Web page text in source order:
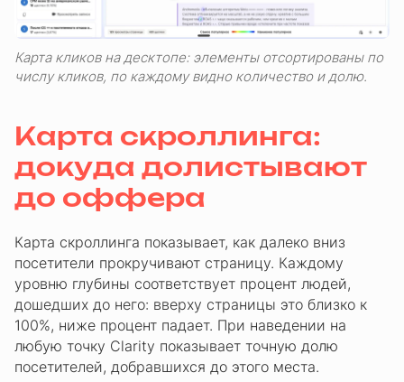
Карта кликов на десктопе: элементы отсортированы по
числу кликов, по каждому видно количество и долю.
Карта скроллинга:
докуда долистывают
до оффера
Карта скроллинга показывает, как далеко вниз
посетители прокручивают страницу. Каждому
уровню глубины соответствует процент людей,
дошедших до него: вверху страницы это близко к
100%, ниже процент падает. При наведении на
любую точку Clarity показывает точную долю
посетителей, добравшихся до этого места.